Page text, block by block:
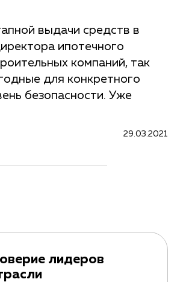
выдачи средств в
ипотечного
компаний, так
для конкретного
безопасности. Уже
29.03.2021
лидеров